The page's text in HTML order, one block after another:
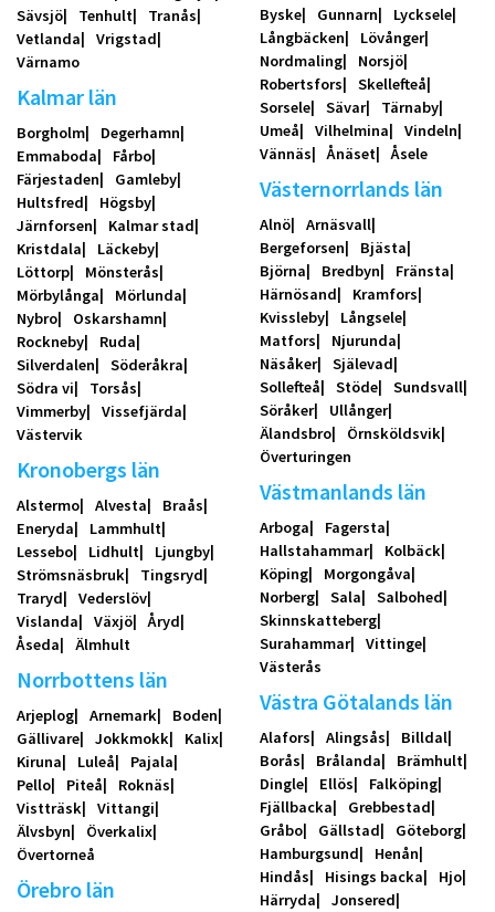
Sävsjö
Tenhult
Tranås
Vetlanda
Vrigstad
Värnamo
Kalmar län
Borgholm
Degerhamn
Emmaboda
Fårbo
Färjestaden
Gamleby
Hultsfred
Högsby
Järnforsen
Kalmar stad
Kristdala
Läckeby
Löttorp
Mönsterås
Mörbylånga
Mörlunda
Nybro
Oskarshamn
Rockneby
Ruda
Silverdalen
Söderåkra
Södra vi
Torsås
Vimmerby
Vissefjärda
Västervik
Kronobergs län
Alstermo Alvesta
Braås
Eneryda
Lammhult
Lessebo
Lidhult
Ljungby
Strömsnäsbruk
Tingsryd
Traryd
Vederslöv
Vislanda
Växjö
Åryd
Åseda
Älmhult
Norrbottens län
Arjeplog Arnemark
Boden
Gällivare
Jokkmokk
Kalix
Kiruna
Luleå
Pajala
Pello
Piteå
Roknäs
Vistträsk
Vittangi
Älvsbyn
Överkalix
Övertorneå
Örebro län
Byske Gunnarn
Lycksele
Långbäcken
Lövånger
Nordmaling
Norsjö
Robertsfors
Skellefteå
Sorsele
Sävar
Tärnaby
Umeå
Vilhelmina
Vindeln
Vännäs
Ånäset Åsele
Västernorrlands län
Alnö
Arnäsvall
Bergeforsen
Bjästa
Björna
Bredbyn
Fränsta
Härnösand
Kramfors
Kvissleby
Långsele
Matfors
Njurunda
Näsåker
Själevad
Sollefteå
Stöde
Sundsvall
Söråker
Ullånger
Älandsbro
Örnsköldsvik
Överturingen
Västmanlands län
Arboga
Fagersta
Hallstahammar
Kolbäck
Köping
Morgongåva
Norberg
Sala
Salbohed
Skinnskatteberg
Surahammar
Vittinge
Västerås
Västra Götalands län
Alafors Alingsås
Billdal
Borås
Brålanda
Brämhult
Dingle
Ellös
Falköping
Fjällbacka
Grebbestad
Gråbo
Gällstad
Göteborg
Hamburgsund
Henån
Hindås
Hisings backa
Hjo
Härryda
Jonsered